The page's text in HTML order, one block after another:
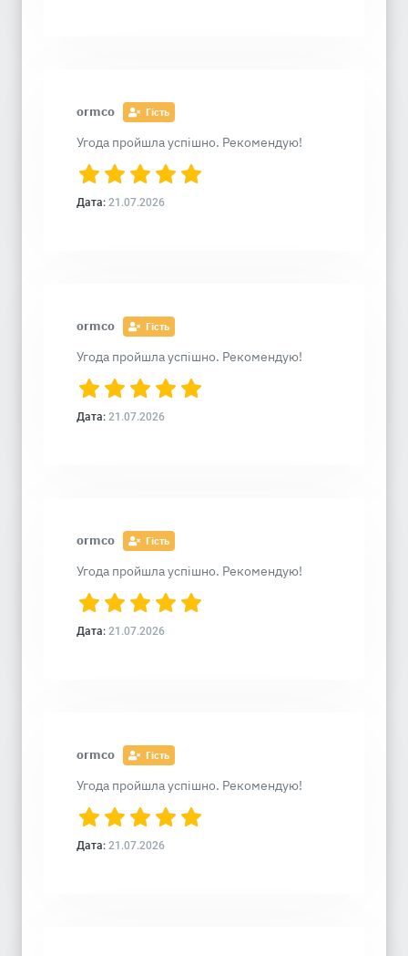
ormco Гість
Угода пройшла успішно. Рекомендую!
Дата: 21.07.2026
ormco Гість
Угода пройшла успішно. Рекомендую!
Дата: 21.07.2026
ormco Гість
Угода пройшла успішно. Рекомендую!
Дата: 21.07.2026
ormco Гість
Угода пройшла успішно. Рекомендую!
Дата: 21.07.2026